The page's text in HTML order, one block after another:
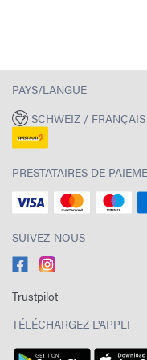
PAYS/LANGUE
SCHWEIZ / FRANÇAIS
PRESTATAIRES DE
SUIVEZ-NOUS
Trustpilot
TÉLÉCHARGEZ L'APPLI